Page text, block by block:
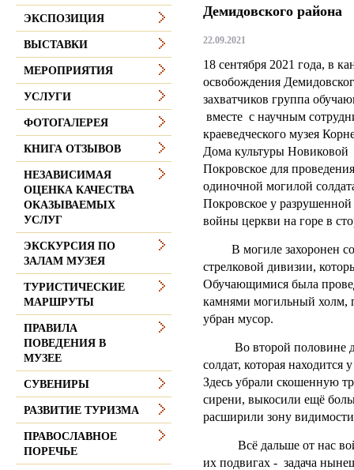
Демидовского района
22.09.2021
18 сентября 2021 года, в
освобождения
захватчиков группа
вместе с научным
краеведческого музея
Дома культуры
Покровское для
одиночной могилой
Покровское у
войны церкви на горе в
В могиле захоронен
стрелковой дивизии,
Обучающимися была
камнями могильный холм,
убран мусор.
Во второй половине
солдат, которая
Здесь убрали скошенную
сирени, выкосили ещё
расширили зону
Всё дальше от нас
их подвигах - задача
ЭКСПОЗИЦИЯ
ВЫСТАВКИ
МЕРОПРИЯТИЯ
УСЛУГИ
ФОТОГАЛЕРЕЯ
КНИГА ОТЗЫВОВ
НЕЗАВИСИМАЯ
ОЦЕНКА КАЧЕСТВА
ОКАЗЫВАЕМЫХ
УСЛУГ
ЭКСКУРСИЯ ПО
ЗАЛАМ МУЗЕЯ
ТУРИСТИЧЕСКИЕ
МАРШРУТЫ
ПРАВИЛА
ПОВЕДЕНИЯ В
МУЗЕЕ
СУВЕНИРЫ
РАЗВИТИЕ ТУРИЗМА
ПРАВОСЛАВНОЕ
ПОРЕЧЬЕ